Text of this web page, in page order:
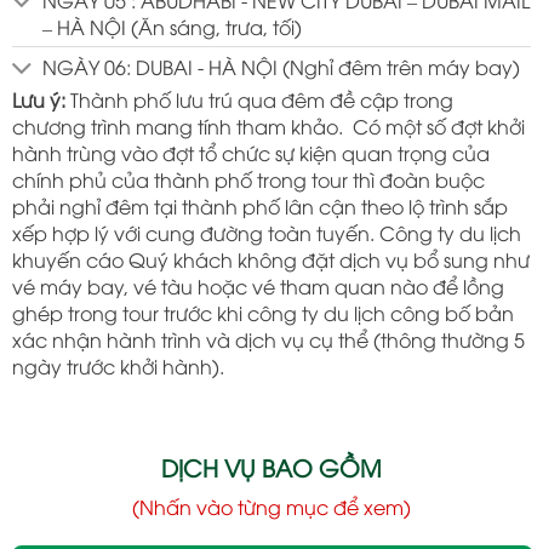
– HÀ NỘI (Ăn sáng, trưa, tối)
NGÀY 06: DUBAI - HÀ NỘI (Nghỉ đêm trên máy bay)
Lưu ý:Thành phố lưu trú qua đêm đề cập trong
chương trình mang tính tham khảo. Có một số đợt khởi
hành trùng vào đợt tổ chức sự kiện quan trọng của
chính phủ của thành phố trong tour thì đoàn buộc
phải nghỉ đêm tại thành phố lân cận theo lộ trình sắp
xếp hợp lý với cung đường toàn tuyến. Công ty du lịch
khuyến cáo Quý khách không đặt dịch vụ bổ sung như
vé máy bay, vé tàu hoặc vé tham quan nào để lồng
ghép trong tour trước khi công ty du lịch công bố bản
xác nhận hành trình và dịch vụ cụ thể (thông thường 5
ngày trước khởi hành).
DỊCH VỤ BAO GỒM
(Nhấn vào từng mục để xem)